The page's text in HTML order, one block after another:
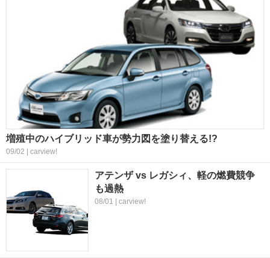
増殖中のハイブリッド車が勢力図を塗り替える!?
09/02 | carview!
アテンザ vs レガシィ、軽の燃費競争
も過熱
08/01 | carview!